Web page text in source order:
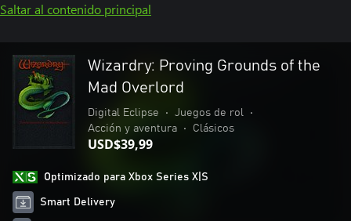
Saltar al contenido principal
Wizardry: Proving Grounds of the
Mad Overlord
Digital Eclipse • Juegos de rol
•
Acción y aventura
• Clásicos
USD$39,99
Optimizado para Xbox Series X|S
Smart Delivery